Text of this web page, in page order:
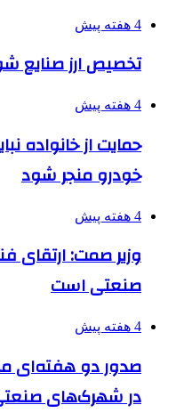
4 هفته پیش
تخصیص ارز صنایع
4 هفته پیش
حمایت از خانواده
خودرو منجر شود
4 هفته پیش
وزیر صمت: ارتقای
صنعتی است
4 هفته پیش
صدور دو هفته‌ای
در شهرک‌های